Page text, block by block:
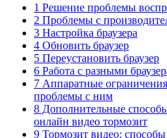
1 Решение проблемы
2 Проблемы с
3 Настройка браузера
4 Обновить браузер
5 Переустановить браузер
6 Работа с разными
7 Аппаратные
проблемы с ним
8 Дополнительные
онлайн видео тормозит
9 Тормозит видео: